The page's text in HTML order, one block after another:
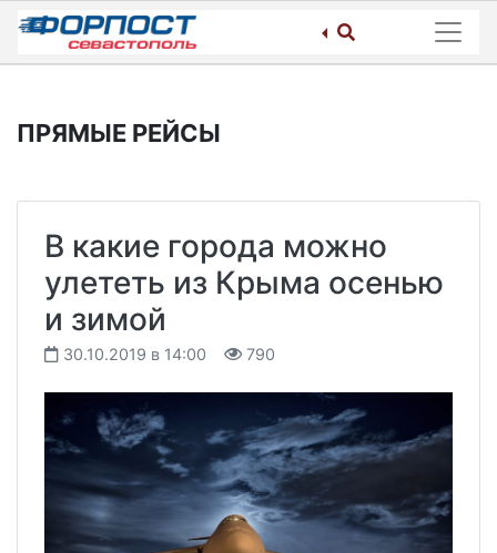
Skip
content
ПРЯМЫЕ РЕЙСЫ
В какие города можно
улететь из Крыма осенью
и зимой
30.10.2019 в 14:00 790